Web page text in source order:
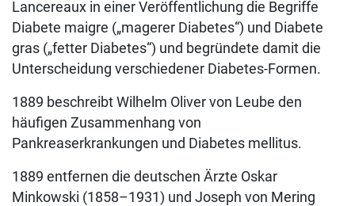
Lancereaux in einer Veröffentlichung die Begriffe
Diabete maigre („magerer Diabetes“) und Diabete
gras („fetter Diabetes“) und begründete damit die
Unterscheidung verschiedener Diabetes-Formen.
1889 beschreibt Wilhelm Oliver von Leube den
häufigen Zusammenhang von
Pankreaserkrankungen und Diabetes mellitus.
1889 entfernen die deutschen Ärzte Oskar
Minkowski (1858–1931) und Joseph von Mering